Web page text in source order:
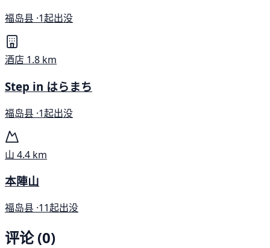
福岛县 ·1起出没
酒店 1.8 km
Step in はらまち
福岛县 ·1起出没
山 4.4 km
本陣山
福岛县 ·11起出没
评论 (0)